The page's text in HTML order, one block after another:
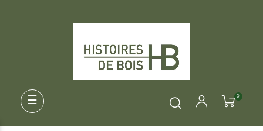
Basculer
la
navigation
☰ 0